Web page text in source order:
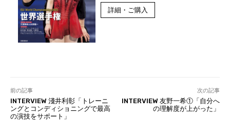
詳細・ご購入
前の記事
INTERVIEW 淺井利彰「トレーニ
ングとコンディショニングで最高
の演技をサポート」
次の記事
INTERVIEW 友野一希①「自分へ
の理解度が上がった」